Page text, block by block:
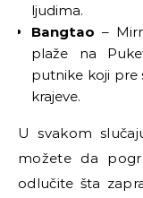
ljudima.
Bangtao –
plaže na
putnike koji pre
krajeve.
U svakom
možete da
odlučite šta